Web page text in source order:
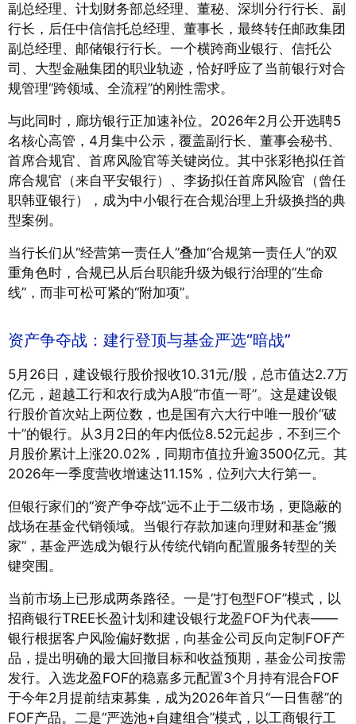
副总经理、计划财务部总经理、董秘、深圳分行行长、副
行长，后任中信信托总经理、董事长，最终转任邮政集团
副总经理、邮储银行行长。一个横跨商业银行、信托公
司、大型金融集团的职业轨迹，恰好呼应了当前银行对合
规管理“跨领域、全流程”的刚性需求。
与此同时，廊坊银行正加速补位。2026年2月公开选聘5
名核心高管，4月集中公示，覆盖副行长、董事会秘书、
首席合规官、首席风险官等关键岗位。其中张彩艳拟任首
席合规官（来自平安银行）、李扬拟任首席风险官（曾任
职韩亚银行），成为中小银行在合规治理上升级换挡的典
型案例。
当行长们从“经营第一责任人”叠加“合规第一责任人”的双
重角色时，合规已从后台职能升级为银行治理的“生命
线”，而非可松可紧的“附加项”。
资产争夺战：建行登顶与基金严选“暗战”
5月26日，建设银行股价报收10.31元/股，总市值达2.7万
亿元，超越工行和农行成为A股“市值一哥”。这是建设银
行股价首次站上两位数，也是国有六大行中唯一股价“破
十”的银行。从3月2日的年内低位8.52元起步，不到三个
月股价累计上涨20.02%，同期市值拉升逾3500亿元。其
2026年一季度营收增速达11.15%，位列六大行第一。
但银行家们的“资产争夺战”远不止于二级市场，更隐蔽的
战场在基金代销领域。当银行存款加速向理财和基金“搬
家”，基金严选成为银行从传统代销向配置服务转型的关
键突围。
当前市场上已形成两条路径。一是“打包型FOF”模式，以
招商银行TREE长盈计划和建设银行龙盈FOF为代表——
银行根据客户风险偏好数据，向基金公司反向定制FOF产
品，提出明确的最大回撤目标和收益预期，基金公司按需
发行。入选龙盈FOF的稳嘉多元配置3个月持有混合FOF
于今年2月提前结束募集，成为2026年首只“一日售罄”的
FOF产品。二是“严选池+自建组合”模式，以工商银行工